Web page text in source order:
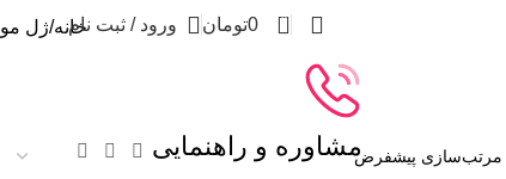
0
0تومان ورود / ثبت نام
مشاوره و راهنمایی
خانه ژل مو